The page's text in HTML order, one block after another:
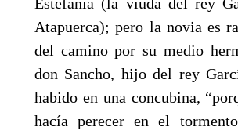
Atapuerca); pero la novia es
del camino por su medio
don Sancho, hijo del rey
habido en una concubina,
hacía perecer en el